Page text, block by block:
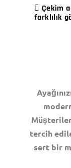
Çekim
farklılık
tercih
sert bir